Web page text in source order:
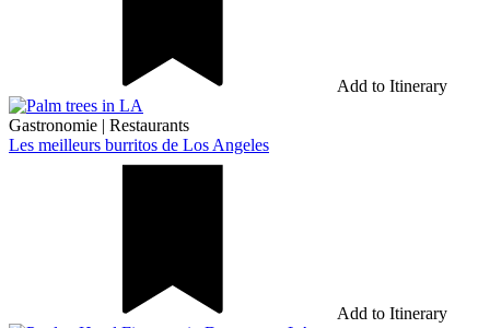
Add to Itinerary
Gastronomie | Restaurants
Les meilleurs burritos de Los Angeles
Add to Itinerary